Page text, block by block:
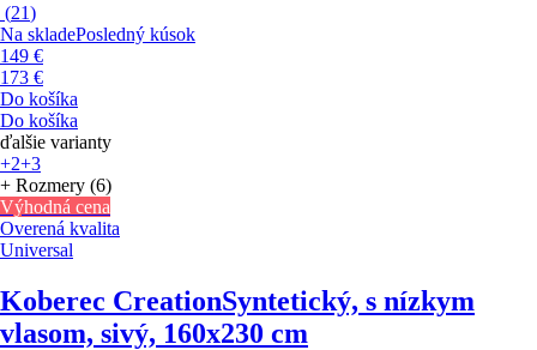
(21)
Na skladePosledný kúsok
149 €
173 €
Do košíka
Do košíka
ďalšie varianty
+2+3
+ Rozmery (6)
Výhodná cena
Overená kvalita
Universal
Koberec CreationSyntetický, s nízkym
vlasom, sivý, 160x230 cm